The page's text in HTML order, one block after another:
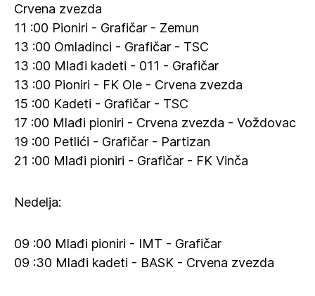
Crvena zvezda
11 :00 Pioniri - Grafičar - Zemun
13 :00 Omladinci - Grafičar - TSC
13 :00 Mlađi kadeti - 011 - Grafičar
13 :00 Pioniri - FK Ole - Crvena zvezda
15 :00 Kadeti - Grafičar - TSC
17 :00 Mlađi pioniri - Crvena zvezda - Voždovac
19 :00 Petlići - Grafičar - Partizan
21 :00 Mlađi pioniri - Grafičar - FK Vinča
Nedelja:
09 :00 Mlađi pioniri - IMT - Grafičar
09 :30 Mlađi kadeti - BASK - Crvena zvezda